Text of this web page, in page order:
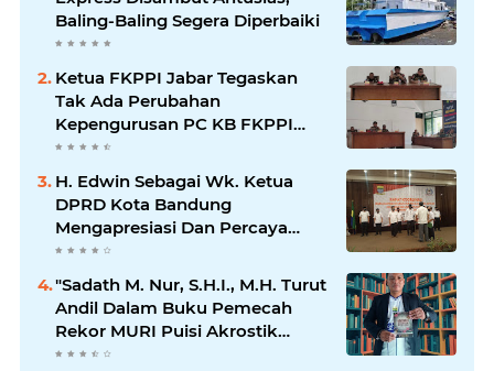
Baling-Baling Segera Diperbaiki
Ketua FKPPI Jabar Tegaskan
Tak Ada Perubahan
Kepengurusan PC KB FKPPI
Sumedang, Ketua Cabang
Diminta Segera Konsolidasi
H. Edwin Sebagai Wk. Ketua
DPRD Kota Bandung
Mengapresiasi Dan Percaya
Penuh Kepada Kepemimpinan
Merdi Hajiji Sebagai ketua DPD
Lpm Kota Bandung Periode
2021-2026
"Sadath M. Nur, S.H.I., M.H. Turut
Andil Dalam Buku Pemecah
Rekor MURI Puisi Akrostik
Terbanyak